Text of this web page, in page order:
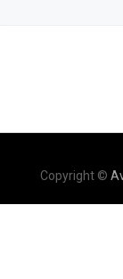
Copyright ©